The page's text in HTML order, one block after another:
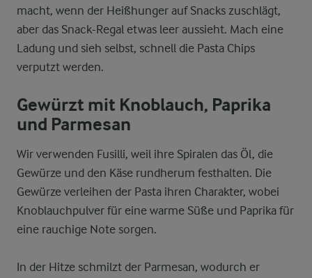
macht, wenn der Heißhunger auf Snacks zuschlägt,
aber das Snack-Regal etwas leer aussieht. Mach eine
Ladung und sieh selbst, schnell die Pasta Chips
verputzt werden.
Gewürzt mit Knoblauch, Paprika
und Parmesan
Wir verwenden Fusilli, weil ihre Spiralen das Öl, die
Gewürze und den Käse rundherum festhalten. Die
Gewürze verleihen der Pasta ihren Charakter, wobei
Knoblauchpulver für eine warme Süße und Paprika für
eine rauchige Note sorgen.
In der Hitze schmilzt der Parmesan, wodurch er